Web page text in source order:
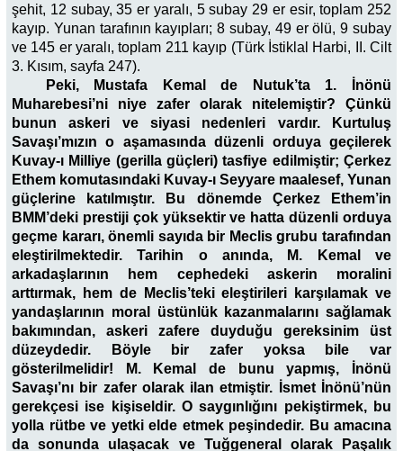
şehit, 12 subay, 35 er yaralı, 5 subay 29 er esir, toplam 252
kayıp. Yunan tarafının kayıpları; 8 subay, 49 er ölü, 9 subay
ve 145 er yaralı, toplam 211 kayıp (Türk İstiklal Harbi, II. Cilt
3. Kısım, sayfa 247).
Peki, Mustafa Kemal de Nutuk’ta 1. İnönü
Muharebesi’ni niye zafer olarak nitelemiştir? Çünkü
bunun askeri ve siyasi nedenleri vardır. Kurtuluş
Savaşı’mızın o aşamasında düzenli orduya geçilerek
Kuvay-ı Milliye (gerilla güçleri) tasfiye edilmiştir; Çerkez
Ethem komutasındaki Kuvay-ı Seyyare maalesef, Yunan
güçlerine katılmıştır. Bu dönemde Çerkez Ethem’in
BMM’deki prestiji çok yüksektir ve hatta düzenli orduya
geçme kararı, önemli sayıda bir Meclis grubu tarafından
eleştirilmektedir. Tarihin o anında, M. Kemal ve
arkadaşlarının hem cephedeki askerin moralini
arttırmak, hem de Meclis’teki eleştirileri karşılamak ve
yandaşlarının moral üstünlük kazanmalarını sağlamak
bakımından, askeri zafere duyduğu gereksinim üst
düzeydedir. Böyle bir zafer yoksa bile var
gösterilmelidir! M. Kemal de bunu yapmış, İnönü
Savaşı’nı bir zafer olarak ilan etmiştir. İsmet İnönü’nün
gerekçesi ise kişiseldir. O saygınlığını pekiştirmek, bu
yolla rütbe ve yetki elde etmek peşindedir. Bu amacına
da sonunda ulaşacak ve Tuğgeneral olarak Paşalık